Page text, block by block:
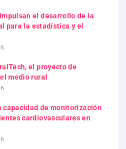
impulsan el desarrollo de la
para la estadística y el
el proyecto de
medio rural
de monitorización
cardiovasculares en